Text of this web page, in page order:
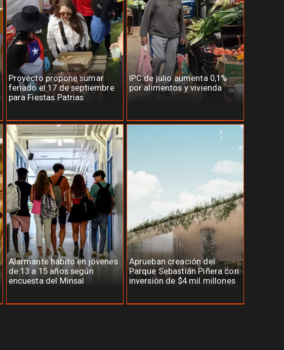
Proyecto propone sumar
feriado el 17 de septiembre
para Fiestas Patrias
IPC de julio aumenta 0,1%
por alimentos y vivienda
Alarmante hábito en jóvenes
de 13 a 15 años según
encuesta del Minsal
Aprueban creación del
Parque Sebastián Piñera con
inversión de $4 mil millones